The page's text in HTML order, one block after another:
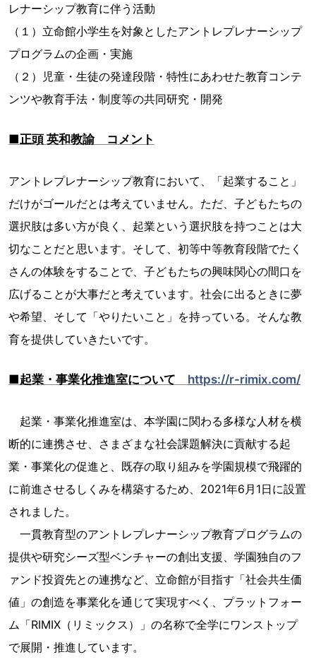
レナーシップ教育に伴う活動
（１）立命館小学生を対象としたアントレプレナーシップ
プログラムの企画・実施
（２）児童・生徒の発達段階・特性にあわせた教育コンテ
ンツや教育手法・制度等の共同研究・開発
■正頭 英和教諭 コメント
アントレプレナーシップ教育において、「起業すること」
だけがゴールだとは考えていません。ただ、子どもたちの
選択肢は多い方が良く、起業という選択肢を持つことは大
切なことだと思います。そして、初等中等教育段階でたく
さんの体験をすることで、子どもたちの興味関心の間口を
広げることが大事だと考えています。社会に出るときに夢
や希望、そして「やりたいこと」を持っている。そんな教
育を提供していきたいです。
■起業・事業化推進室について https://r-rimix.com/
起業・事業化推進室は、本学園に関わる多様な人材を横
断的に連携させ、さまざまな社会課題解決に貢献する起
業・事業化の促進と、既存の取り組みを学園規模で⾶躍的
に前進させるしくみを構築するため、2021年6月1日に設置
されました。
一貫教育型のアントレプレナーシップ教育プログラムの
提供や研究シーズ型ベンチャーの創出支援、学園独自のフ
ァンド投資先との連携など、立命館が目指す「社会共生価
値」の創造を事業化を通じて実現すべく、プラットフォー
ム「RIMIX（リミックス）」の名称で全学にワンストップ
で展開・推進しています。